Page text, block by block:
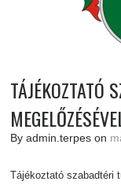
TÁJÉKOZTATÓ
By admin.terpes on
Tájékoztató szabadtéri